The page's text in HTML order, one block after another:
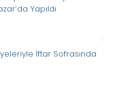
Yapıldı
İftar Sofrasında